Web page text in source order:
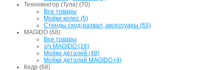
Техновектор (Тула) (70)
Все товары
Мойки колес (5)
Стенды сход-развал, аксессуары (65)
MAGIDO (68)
Все товары
з/ч MAGIDO (16)
Мойки деталей (48)
Мойки деталей MAGIDO (4)
Кедр (68)